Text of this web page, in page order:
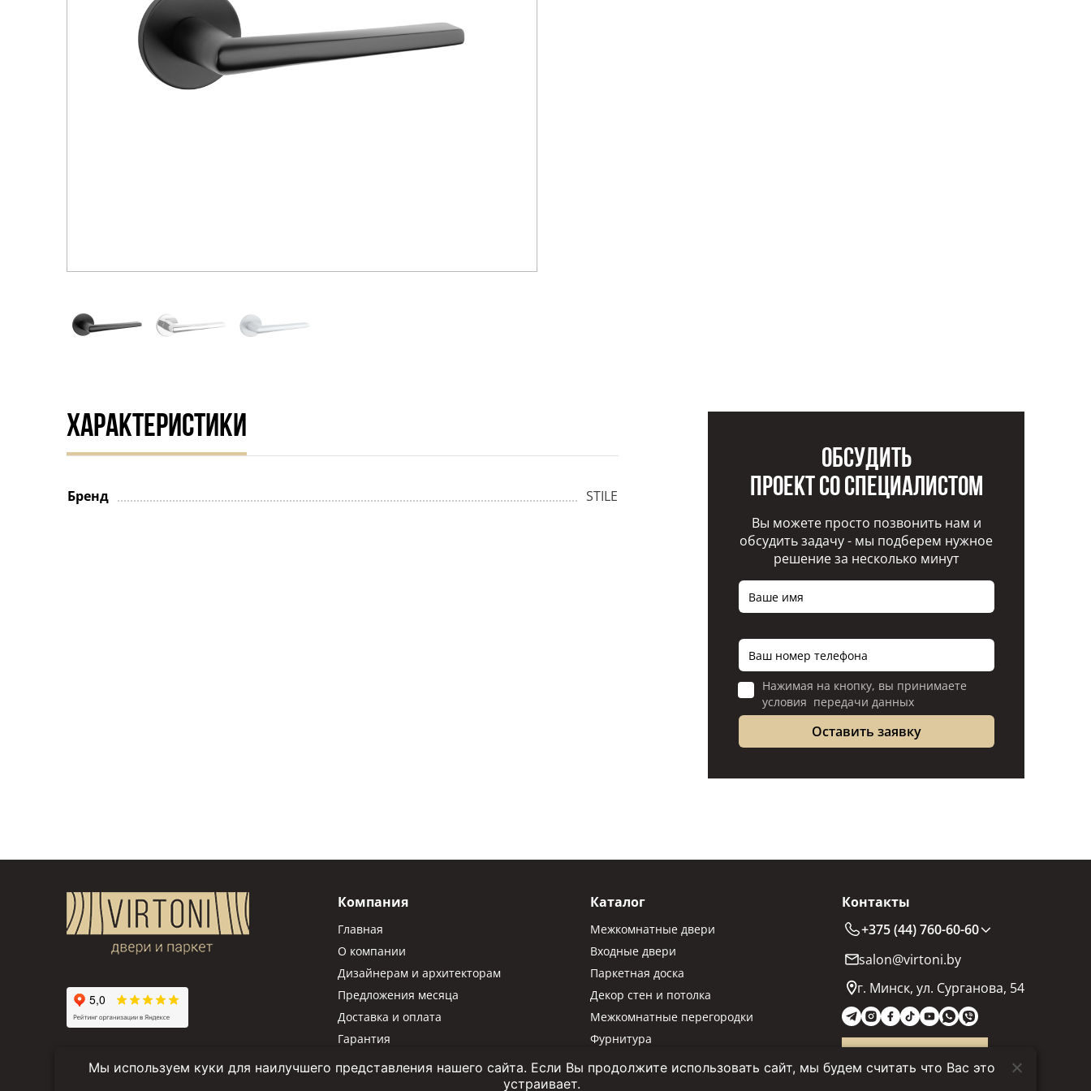
ХАРАКТЕРИСТИКИ
Бренд STILE
Обсудить
проект со специалистом
Вы можете просто позвонить нам и
обсудить задачу - мы подберем нужное
решение за несколько минут
Нажимая на кнопку, вы принимаете
условия передачи данных
Компания
Главная
О компании
Дизайнерам и архитекторам
Предложения месяца
Доставка и оплата
Гарантия
Каталог
Межкомнатные двери
Входные двери
Паркетная доска
Декор стен и потолка
Межкомнатные перегородки
Фурнитура
Контакты
+375 (44) 760-60-60
salon@virtoni.by
г. Минск, ул. Сурганова, 54
Мы используем куки для наилучшего представления нашего сайта. Если Вы продолжите использовать сайт, мы будем считать что Вас это
устраивает.